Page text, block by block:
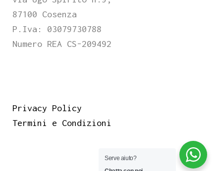
87100 Cosenza
P.Iva: 03079730788
Numero REA CS-209492
Privacy Policy
Termini e Condizioni
Serve aiuto?